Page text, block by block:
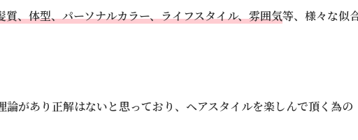
質、体型、パーソナルカラー、ライフスタイル、雰囲気等、様々な似
論があり正解はないと思っており、ヘアスタイルを楽しんで頂く為の